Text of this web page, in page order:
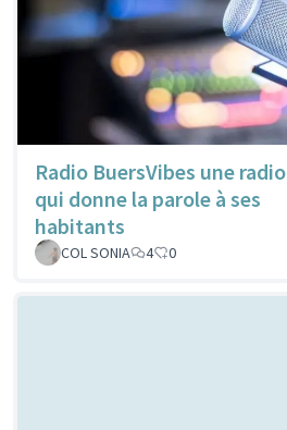
Radio BuersVibes une radio
qui donne la parole à ses
habitants
COL SONIA 4 0